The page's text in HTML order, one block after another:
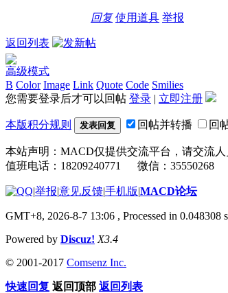
回复 使用道具 举报
返回列表
高级模式
B Color Image Link Quote Code Smilies
您需要登录后才可以回帖 登录 | 立即注册
本版积分规则 发表回复 回帖并转播 回
本站声明：MACD仅提供交流平台，请交流人
值班电话：18209240771 微信：35550268
|举报|意见反馈|手机版|MACD论坛
GMT+8, 2026-8-7 13:06 , Processed in 0.048308
Powered by Discuz! X3.4
© 2001-2017 Comsenz Inc.
快速回复 返回顶部 返回列表